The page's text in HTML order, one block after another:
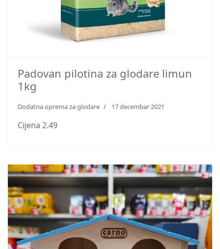
Padovan pilotina za glodare limun
1kg
Dodatna oprema za glodare 17 decembar 2021
Cijena 2.49